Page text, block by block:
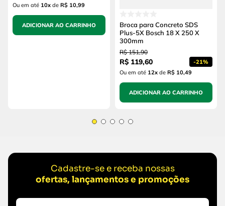
Ou em até 10x de R$ 10,99
ADICIONAR AO CARRINHO
Broca para Concreto SDS
Plus-5X Bosch 18 X 250 X
300mm
R$ 151,90
R$ 119,60 -21%
Ou em até 12x de R$ 10,49
ADICIONAR AO CARRINHO
Cadastre-se e receba nossas
ofertas, lançamentos e promoções